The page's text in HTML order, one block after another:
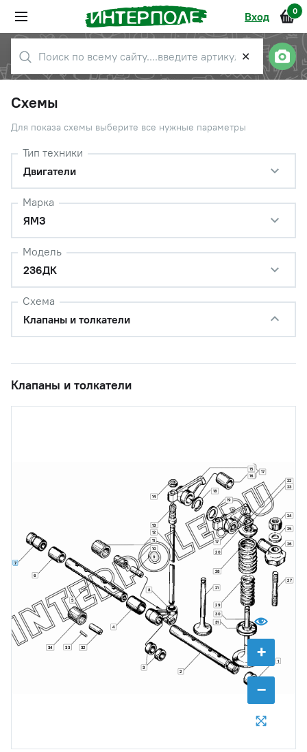
Вход 0
✕
Схемы
Для показа схемы выберите все нужные параметры
Тип техники
Двигатели
Марка
ЯМЗ
Модель
236ДК
Схема
Клапаны и толкатели
Клапаны и толкатели
+
−
1
2
3
4
5
6
7
8
9
10
11
12
13
14
15
16
17
17
18
19
20
21
22
23
24
25
26
27
28
29
30
31
32
33
34